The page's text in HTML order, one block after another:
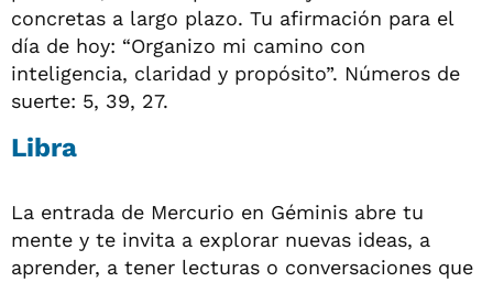
concretas a largo plazo. Tu afirmación para el
día de hoy: “Organizo mi camino con
inteligencia, claridad y propósito”. Números de
suerte: 5, 39, 27.
Libra
La entrada de Mercurio en Géminis abre tu
mente y te invita a explorar nuevas ideas, a
aprender, a tener lecturas o conversaciones que